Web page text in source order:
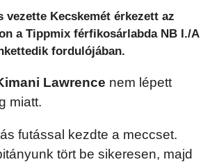
vezette Kecskemét érkezett az
a Tippmix férfikosárlabda NB I./A
fordulójában.
Lawrence nem lépett
miatt.
futással kezdte a meccset.
tört be sikeresen, majd